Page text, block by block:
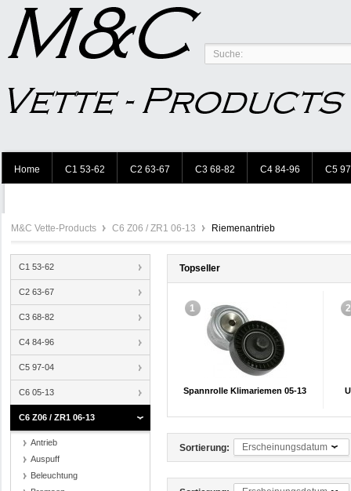
Home C1 53-62 C2 63-67 C3 68-82 C4 84-96 C5
M&C Vette-Products C6 Z06 / ZR1 06-13 Riemenantrieb
C1 53-62
C2 63-67
C3 68-82
C4 84-96
C5 97-04
C6 05-13
C6 Z06 / ZR1 06-13
Antrieb
Auspuff
Beleuchtung
Topseller
1
Spannrolle Klimariemen 05-13
2
Sortierung: Erscheinungsdatum